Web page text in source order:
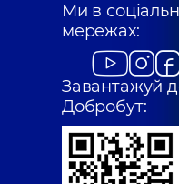
Ми в
мережах:
Завантажуй
Добробут: